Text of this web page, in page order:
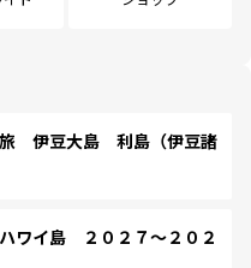
伊豆大島 利島（伊豆諸
ワイ島 ２０２７～２０２